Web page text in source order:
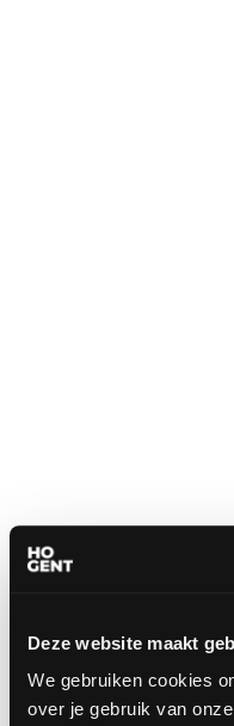
Deze website maakt
We gebruiken cookies
over je gebruik van